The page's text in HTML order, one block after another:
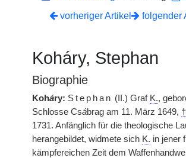
vorheriger Artikel
folgender
Koháry, Stephan
Biographie
Koháry: Stephan (II.) Graf K.,
Schlosse Csábrag am 11. März 1649, †
1731. Anfänglich für die theologische
herangebildet, widmete sich K. in jener
kämpfereichen Zeit dem